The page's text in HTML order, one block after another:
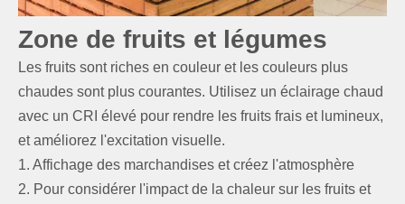
Zone de fruits et légumes
Les fruits sont riches en couleur et les couleurs plus
chaudes sont plus courantes. Utilisez un éclairage chaud
avec un CRI élevé pour rendre les fruits frais et lumineux,
et améliorez l'excitation visuelle.
1. Affichage des marchandises et créez l'atmosphère
2. Pour considérer l'impact de la chaleur sur les fruits et